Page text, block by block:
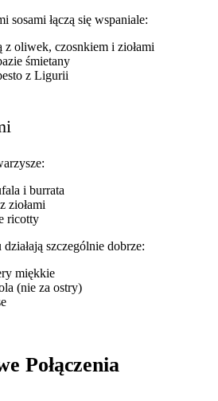
sosami łączą się wspaniale:
oliwek, czosnkiem i ziołami
śmietany
z Ligurii
i burrata
ziołami
ricotty
szczególnie dobrze:
miękkie
(nie za ostry)
Połączenia